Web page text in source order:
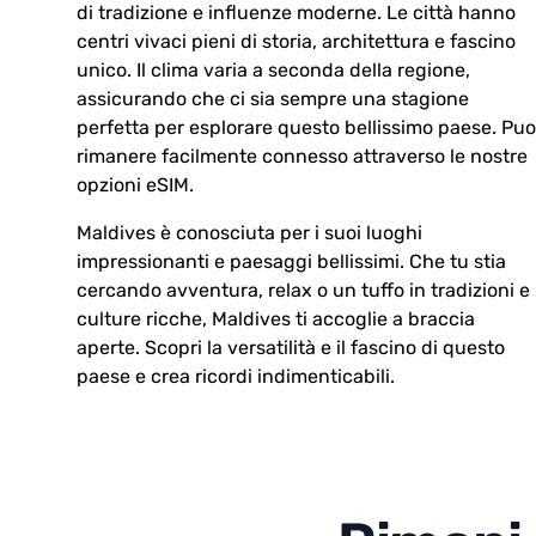
di tradizione e influenze moderne. Le città hanno
centri vivaci pieni di storia, architettura e fascino
unico. Il clima varia a seconda della regione,
assicurando che ci sia sempre una stagione
perfetta per esplorare questo bellissimo paese.
rimanere facilmente connesso attraverso le nostre
opzioni eSIM.
Maldives è conosciuta per i suoi luoghi
impressionanti e paesaggi bellissimi. Che tu stia
cercando avventura, relax o un tuffo in tradizioni e
culture ricche, Maldives ti accoglie a braccia
aperte. Scopri la versatilità e il fascino di questo
paese e crea ricordi indimenticabili.